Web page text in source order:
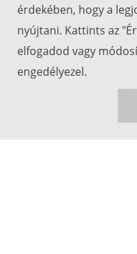
érdekében, hogy a
nyújtani. Kattints az
elfogadod vagy
engedélyezel.